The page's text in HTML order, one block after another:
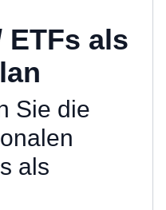
ETFs als
Sie die
als